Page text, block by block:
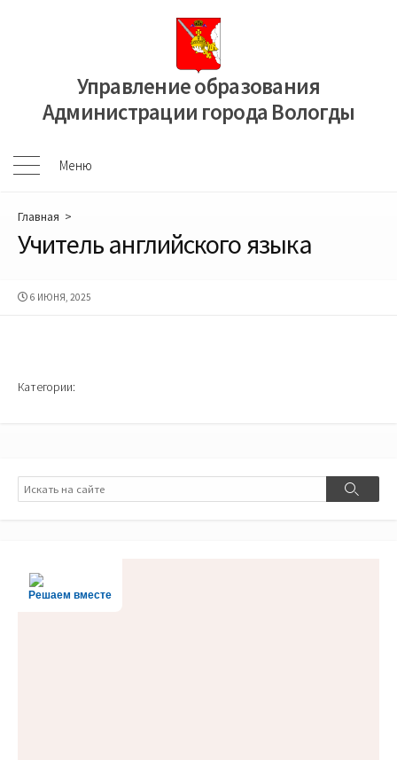
Управление образования
Администрации города Вологды
Меню
Меню
Главная >
Учитель английского языка
ДАТА
6 ИЮНЯ, 2025
Категории:
Поиск
Поиск
Решаем вместе